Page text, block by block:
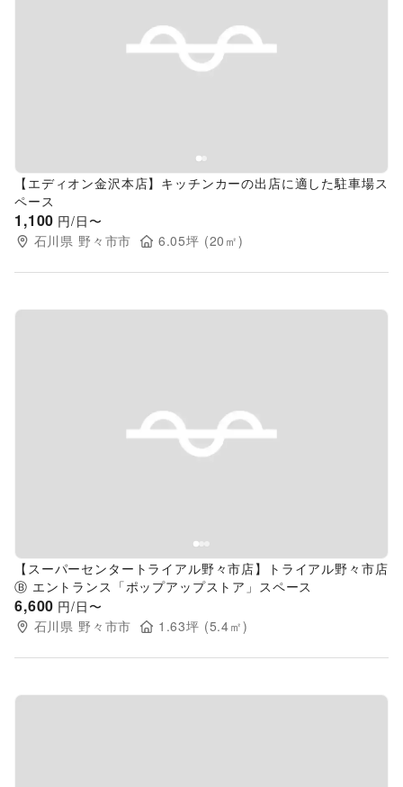
Previous slide
【エディオン金沢本店】キッチンカーの出店に適した駐車場ス
ペース
1,100 円/日〜
石川県 野々市市 6.05坪 (20 ㎡)
Previous slide
【スーパーセンタートライアル野々市店】トライアル野々市店
Ⓑ エントランス「ポップアップストア」スペース
6,600 円/日〜
石川県 野々市市 1.63坪 (5.4㎡)